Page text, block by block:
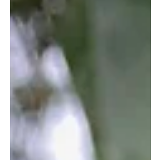
Stammtisch auf und wollen ihn vertiefen.
Referent: Martin Bruder , Baumfachwart.
Er zieht seit längerem in seiner Freizeit
junge Bäume selbst und teilt seine
praxisnahen Erfahrungen. Inhalte: Pflege
und Schnitt alter Bäume: worauf achten,
welche Methoden funktionieren?